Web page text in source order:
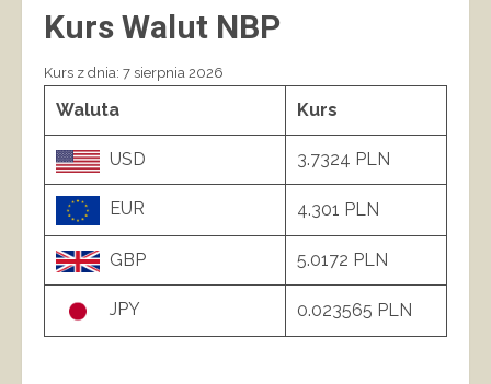
Kurs Walut NBP
Kurs z dnia: 7 sierpnia 2026
Waluta Kurs
USD 3.7324 PLN
EUR 4.301 PLN
GBP 5.0172 PLN
JPY 0.023565 PLN